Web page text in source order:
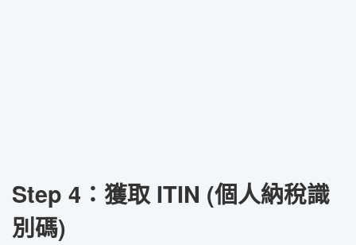
Step 4：獲取 ITIN (個人納稅識
別碼)